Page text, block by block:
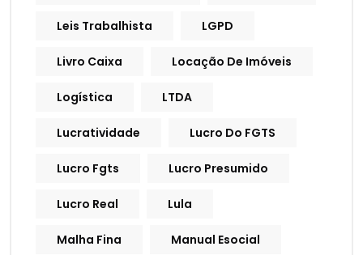
Leis Trabalhista LGPD
Livro Caixa Locação De Imóveis
Logística LTDA
Lucratividade Lucro Do FGTS
Lucro Fgts Lucro Presumido
Lucro Real Lula
Malha Fina Manual Esocial